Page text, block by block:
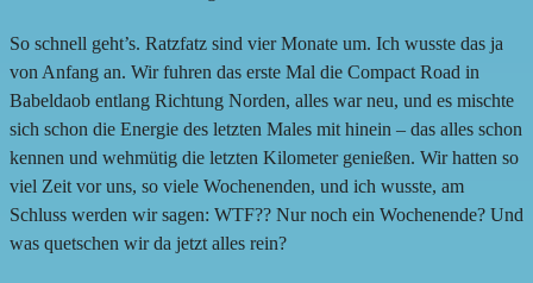
So schnell geht’s. Ratzfatz sind vier Monate um. Ich wusste das ja
von Anfang an. Wir fuhren das erste Mal die Compact Road in
Babeldaob entlang Richtung Norden, alles war neu, und es mischte
sich schon die Energie des letzten Males mit hinein – das alles schon
kennen und wehmütig die letzten Kilometer genießen. Wir hatten so
viel Zeit vor uns, so viele Wochenenden, und ich wusste, am
Schluss werden wir sagen: WTF?? Nur noch ein Wochenende? Und
was quetschen wir da jetzt alles rein?